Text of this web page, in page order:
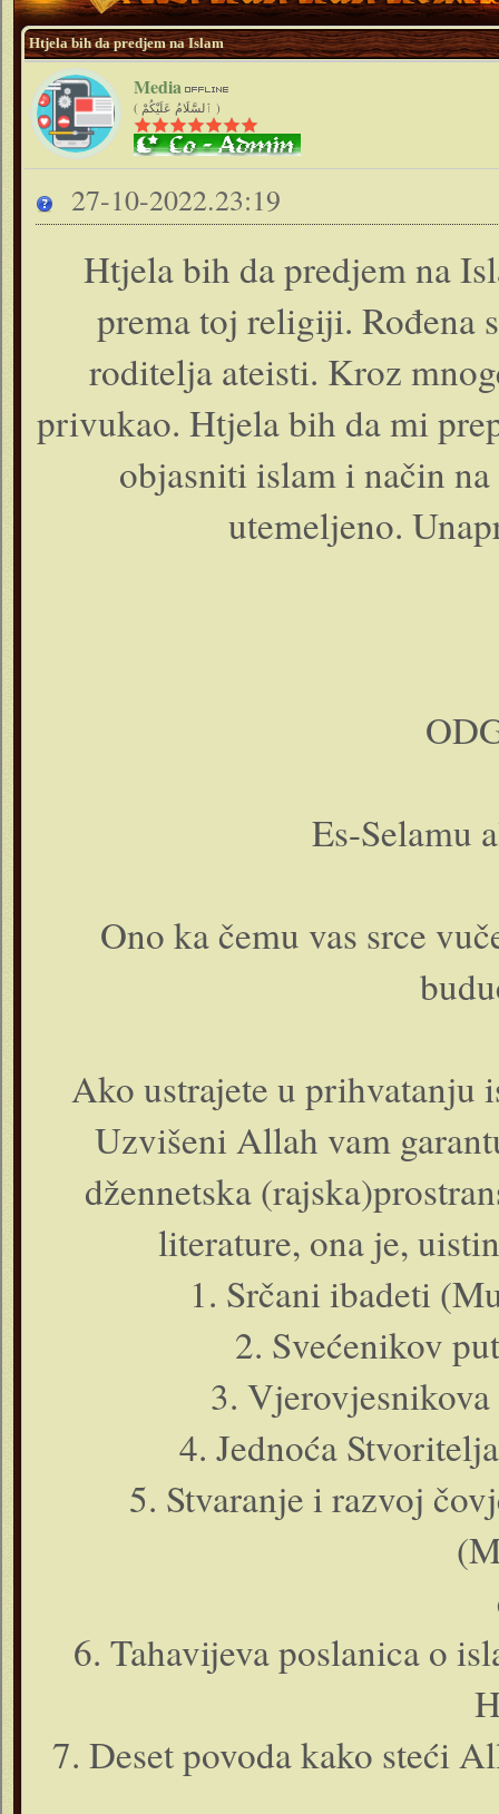
Htjela bih da predjem na Islam
Media
( ٱلسَّلَامُ عَلَيْكُمْ )
27-10-2022.23:19
Htjela bih da predjem na
prema toj religiji. Rođena
roditelja ateisti. Kroz
privukao. Htjela bih da mi
objasniti islam i način
utemeljeno.
Es-Selamu
Ono ka čemu vas srce
Ako ustrajete u
Uzvišeni Allah vam
džennetska
literature, ona je,
1. Srčani ibadeti
2. Svećenikov
3.
4. Jednoća
5. Stvaranje i razvoj
6. Tahavijeva poslanica o
7. Deset povoda kako steći